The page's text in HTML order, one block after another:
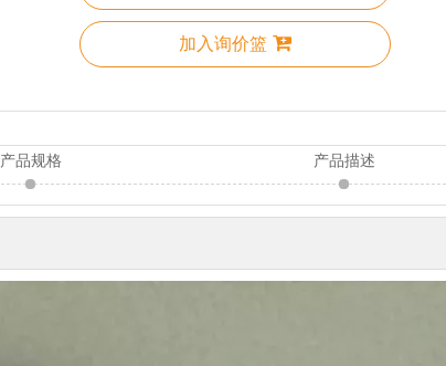
加入询价篮
产品规格 产品描述